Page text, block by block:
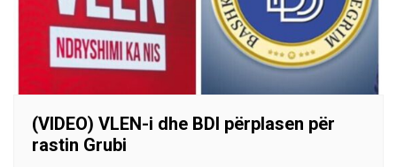
(VIDEO) VLEN-i dhe BDI përplasen për
rastin Grubi